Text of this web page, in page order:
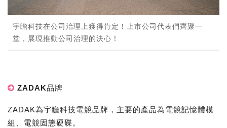
宇瞻科技在公司治理上獲得肯定！上市公司代表們齊聚一
堂，展現推動公司治理的決心！
ZADAK品牌
ZADAK為宇瞻科技電競品牌，主要的產品為電競記憶體模
組、電競固態硬碟。